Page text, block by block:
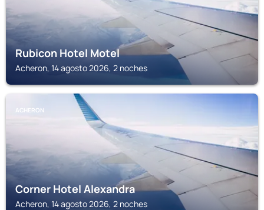
Rubicon Hotel Motel
Acheron, 14 agosto 2026, 2 noches
ACHERON
Corner Hotel Alexandra
Acheron, 14 agosto 2026, 2 noches